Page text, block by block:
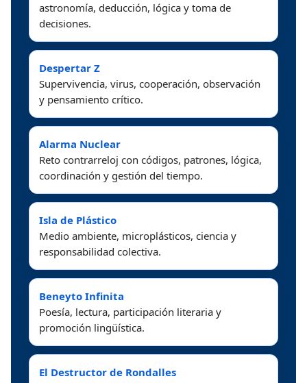
astronomía, deducción, lógica y toma de
decisiones.
Despertar Z
Supervivencia, virus, cooperación, observación
y pensamiento crítico.
Alarma Nuclear
Reto contrarreloj con códigos, patrones, lógica,
coordinación y gestión del tiempo.
Isla de Plástico
Medio ambiente, microplásticos, ciencia y
responsabilidad colectiva.
Beneyto Infinita
Poesía, lectura, participación literaria y
promoción lingüística.
El Destructor de Rondalles